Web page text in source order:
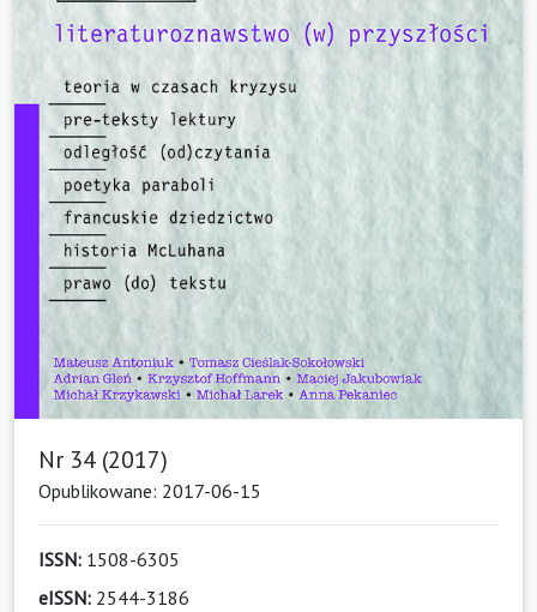
Nr 34 (2017)
Opublikowane: 2017-06-15
ISSN: 1508-6305
eISSN: 2544-3186